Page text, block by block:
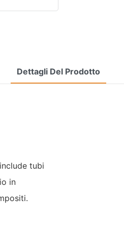
Dettagli Del Prodotto
tubi
in